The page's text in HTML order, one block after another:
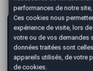
AutoEasy vous
voiture
performances de notre
Ces cookies nous
expérience de visite, lors
votre ou de vos demandes
données traitées sont
appareils utilisés, de votre
de cookies.